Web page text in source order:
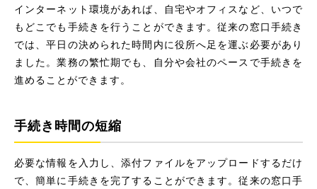
インターネット環境があれば、自宅やオフィスなど、いつで
もどこでも手続きを行うことができます。従来の窓口手続き
では、平日の決められた時間内に役所へ足を運ぶ必要があり
ました。業務の繁忙期でも、自分や会社のペースで手続きを
進めることができます。
手続き時間の短縮
必要な情報を入力し、添付ファイルをアップロードするだけ
で、簡単に手続きを完了することができます。従来の窓口手